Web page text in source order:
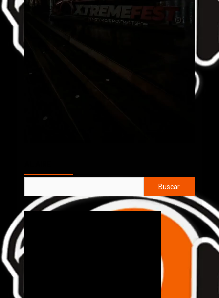
Buscar